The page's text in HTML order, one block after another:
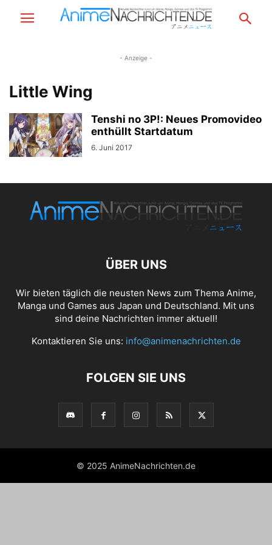
- Anzeige -
Little Wing
Tenshi no 3P!: Neues Promovideo
enthüllt Startdatum
6. Juni 2017
ÜBER UNS
Wir bieten täglich die neusten News zum Thema Anime,
Manga und Games aus Japan und Deutschland. Mit uns
sind deine Nachrichten immer aktuell!
Kontaktieren Sie uns: info@animenachrichten.de
FOLGEN SIE UNS
© 2025 AnimeNachrichten.de